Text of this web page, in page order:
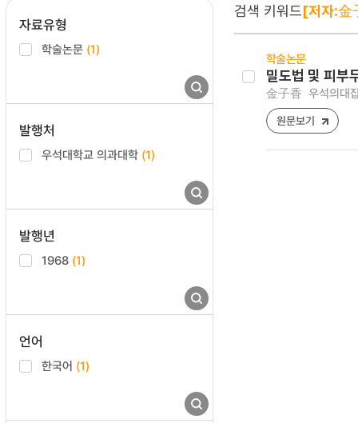
자료유형
학술논문 (1)
발행처
우석대학교 의과대학 (1)
발행년
1968 (1)
언어
한국어 (1)
검색 키워드[저자:金
학술논문
밀도법 및 피부
金子香 우석의대
원문보기